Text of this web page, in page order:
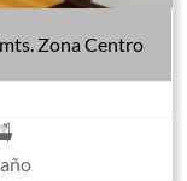
Zona Centro